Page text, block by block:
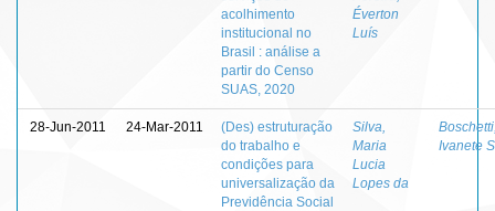
acolhimento
institucional no
Brasil : análise a
partir do Censo
SUAS, 2020
Éverton
Luís
28-Jun-2011 24-Mar-2011
(Des) estruturação
do trabalho e
condições para
universalização da
Previdência Social
Silva,
Maria
Lucia
Lopes da
Ivanete